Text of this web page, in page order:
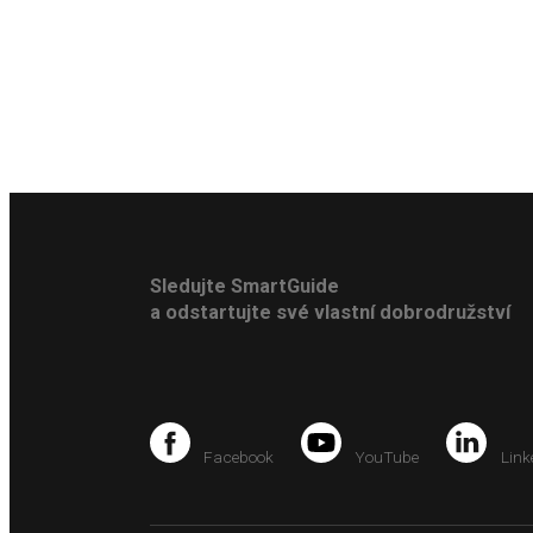
Sledujte SmartGuide
a odstartujte své vlastní dobrodružství
Facebook YouTube